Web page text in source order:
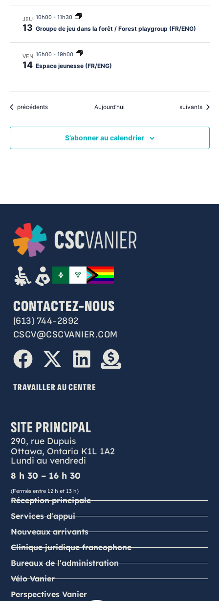
JEU
13
10h00- 11h30
Groupe de jeu dans la forêt / Forest playgroup (FR/ENG)
VEN
14
16h00- 19h00
Espace jeunesse (FR/ENG)
Évènements
précédents Aujourd’hui Évènements
suivants
S’abonner au calendrier
CONTACTEZ-NOUS
(613) 744-2892
CSCV@CSCVANIER.COM
TRAVAILLER AU CENTRE
SITE PRINCIPAL
290, rue Dupuis
Ottawa, Ontario K1L 1A2
Lundi au vendredi
8 h 30 – 16 h 30
(Fermés entre 12 h et 13 h)
Réception principale
Services d'appui
Nouveaux arrivants
Clinique juridique francophone
Bureaux de l'administration
Vélo Vanier
Perspectives Vanier